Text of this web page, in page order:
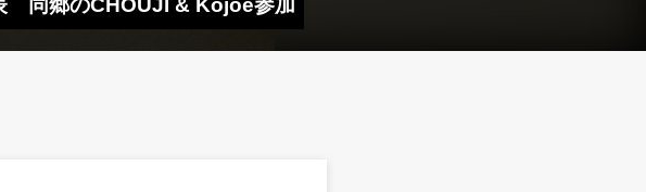
同郷のCHOUJI & Kojoe参加